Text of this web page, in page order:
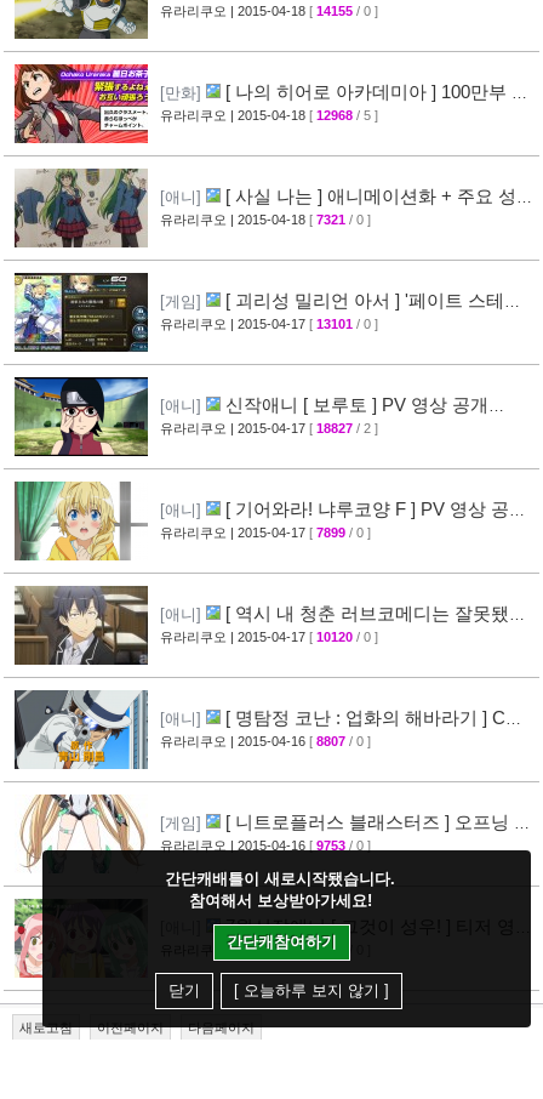
리 영상 공개 [38]
유라리쿠오 | 2015-04-18 [ 14155 / 0 ]
[만화]
[ 나의 히어로 아카데미아 ] 100만부 돌
파 & 특설페이지 오픈 [44]
유라리쿠오 | 2015-04-18 [ 12968 / 5 ]
[애니]
[ 사실 나는 ] 애니메이션화 + 주요 성우
진 명단 공개 [32]
유라리쿠오 | 2015-04-18 [ 7321 / 0 ]
[게임]
[ 괴리성 밀리언 아서 ] '페이트 스테이
나이트' 제휴 이벤트 정보 [45]
유라리쿠오 | 2015-04-17 [ 13101 / 0 ]
[애니]
신작애니 [ 보루토 ] PV 영상 공개
(BORUTO) [68]
유라리쿠오 | 2015-04-17 [ 18827 / 2 ]
[애니]
[ 기어와라! 냐루코양 F ] PV 영상 공
개 [32]
유라리쿠오 | 2015-04-17 [ 7899 / 0 ]
[애니]
[ 역시 내 청춘 러브코메디는 잘못됐다
속 ] 3화 선행컷 + 개요 공개
유라리쿠오 | 2015-04-17 [ 10120 / 0 ]
[애니]
[ 명탐정 코난 : 업화의 해바라기 ] CM
영상 공개
[40]
유라리쿠오 | 2015-04-16 [ 8807 / 0 ]
[게임]
[ 니트로플러스 블래스터즈 ] 오프닝 영
상 공개 [32]
유라리쿠오 | 2015-04-16 [ 9753 / 0 ]
7월신작애니 [ 그것이 성우! ] 티저 영상
| 2015-04-16[7182
새로고침 이전페이지 다음페이지
간단캐배틀이 새로시작됐습니다.
참여해서 보상받아가세요!
간단캐참여하기
닫기 [ 오늘하루 보지 않기 ]